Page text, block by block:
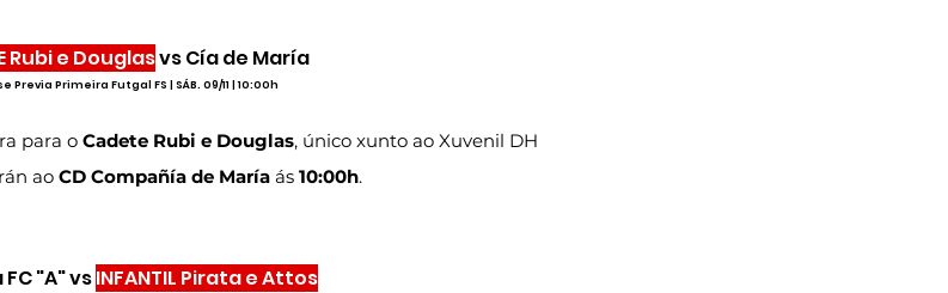
Rubi e Douglas vs Cía de María
Previa Primeira Futgal FS | SÁB. 09/11 | 10:00h
para o Cadete Rubi e Douglas, único xunto ao Xuvenil DH
ao CD Compañía de María ás 10:00h.
"A" vs INFANTIL Pirata e Attos